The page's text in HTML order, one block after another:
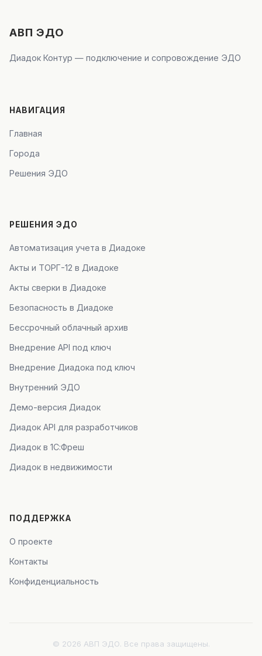
АВП ЭДО
Диадок Контур — подключение и сопровождение ЭДО
НАВИГАЦИЯ
Главная
Города
Решения ЭДО
РЕШЕНИЯ ЭДО
Автоматизация учета в Диадоке
Акты и ТОРГ-12 в Диадоке
Акты сверки в Диадоке
Безопасность в Диадоке
Бессрочный облачный архив
Внедрение API под ключ
Внедрение Диадока под ключ
Внутренний ЭДО
Демо-версия Диадок
Диадок API для разработчиков
Диадок в 1С:Фреш
Диадок в недвижимости
ПОДДЕРЖКА
О проекте
Контакты
Конфиденциальность
© 2026 АВП ЭДО. Все права защищены.